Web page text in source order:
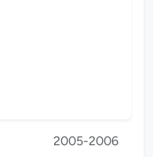
2005-2006